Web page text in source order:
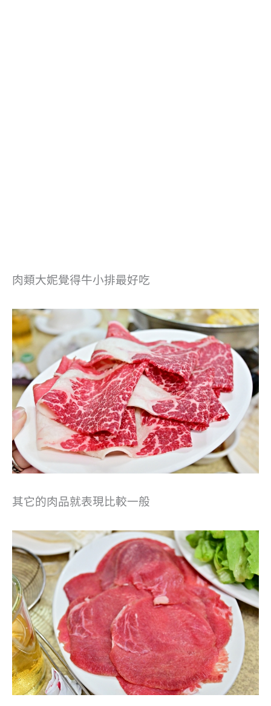
肉類大妮覺得牛小排最好吃
其它的肉品就表現比較一般